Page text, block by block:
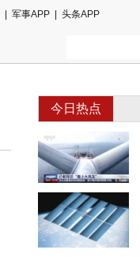
军事APP 头条APP
今日热点